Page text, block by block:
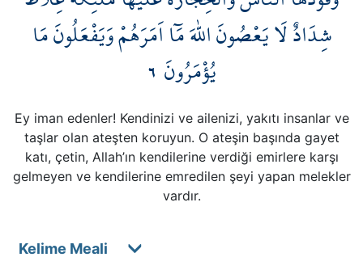
شِدَادٌ لَا يَعْصُونَ اللّٰهَ مَٓا اَمَرَهُمْ وَيَفْعَلُونَ مَا
يُؤْمَرُونَ ٦
Ey iman edenler! Kendinizi ve ailenizi, yakıtı insanlar ve
taşlar olan ateşten koruyun. O ateşin başında gayet
katı, çetin, Allah’ın kendilerine verdiği emirlere karşı
gelmeyen ve kendilerine emredilen şeyi yapan melekler
vardır.
Kelime Meali